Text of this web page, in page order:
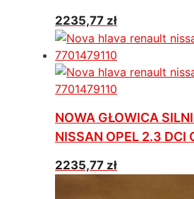
2235,77 zł
NOWA GŁOWICA
NISSAN OPEL 2.3 DCI
2235,77 zł